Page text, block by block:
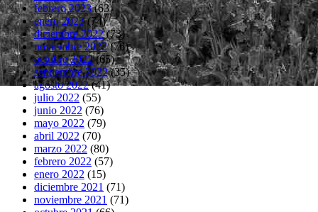
febrero 2023(63)
enero 2023(74)
diciembre 2022(73)
noviembre 2022(76)
octubre 2022(65)
septiembre 2022(35)
agosto 2022(41)
julio 2022 (55)
junio 2022 (76)
mayo 2022 (79)
abril 2022 (70)
marzo 2022 (80)
febrero 2022 (57)
enero 2022 (15)
diciembre 2021 (71)
noviembre 2021 (71)